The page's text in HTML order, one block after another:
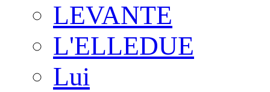
LEVANTE
L'ELLEDUE
Lui